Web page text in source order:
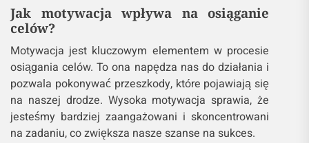
Jak motywacja wpływa na osiąganie
celów?
Motywacja jest kluczowym elementem w procesie
osiągania celów. To ona napędza nas do działania i
pozwala pokonywać przeszkody, które pojawiają się
na naszej drodze. Wysoka motywacja sprawia, że
jesteśmy bardziej zaangażowani i skoncentrowani
na zadaniu, co zwiększa nasze szanse na sukces.